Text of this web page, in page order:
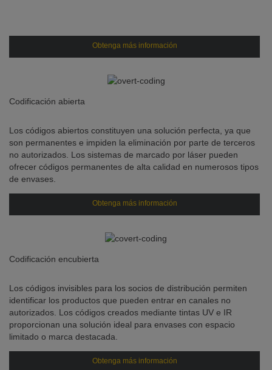
Obtenga más información
Codificación abierta
Los códigos abiertos constituyen una solución perfecta, ya que
son permanentes e impiden la eliminación por parte de terceros
no autorizados. Los sistemas de marcado por láser pueden
ofrecer códigos permanentes de alta calidad en numerosos tipos
de envases.
Obtenga más información
Codificación encubierta
Los códigos invisibles para los socios de distribución permiten
identificar los productos que pueden entrar en canales no
autorizados. Los códigos creados mediante tintas UV e IR
proporcionan una solución ideal para envases con espacio
limitado o marca destacada.
Obtenga más información